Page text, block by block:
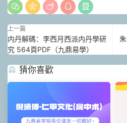
上一篇
内丹解碼：李西月西派内丹學研
究 564頁PDF（九鼎易學）
猜你喜歡